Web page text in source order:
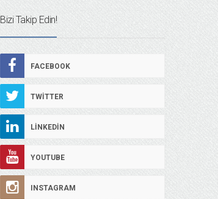
Bizi Takip Edin!
FACEBOOK
TWITTER
LINKEDIN
YOUTUBE
INSTAGRAM